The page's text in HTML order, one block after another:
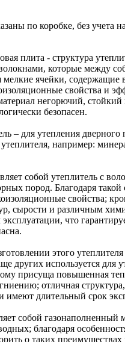
по коробке, без учета
плита - структура
которые между
мелкие ячейки, содержащие
свойства и
негорючий,
безопасен.
– для утепления дверного
например:
собой утеплитель с
пород. Благодаря такой
свойства;
сырости и различным
что
этого
других используется для
присуща повышенная
отличная
имеют длительный срок
собой газонаполненный
благодаря
о таких преимуществах